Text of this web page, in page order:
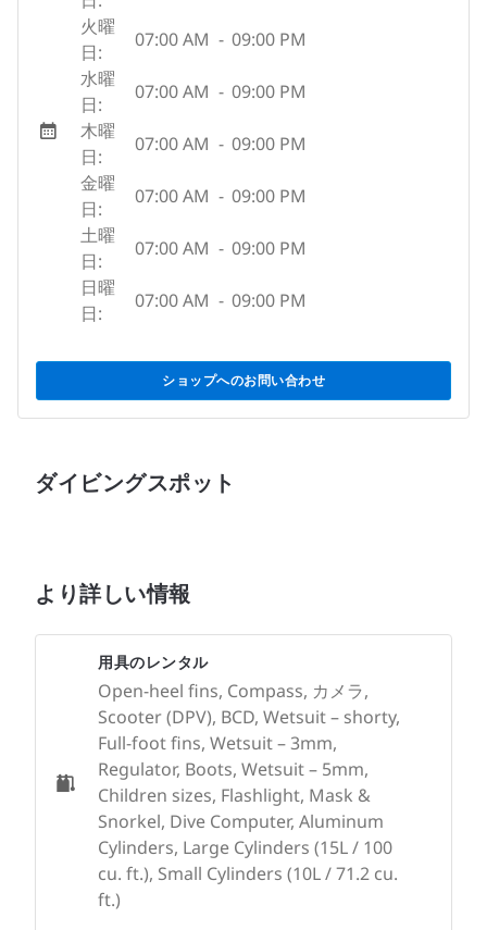
火曜
日:
07:00 AM - 09:00 PM
水曜
日:
07:00 AM - 09:00 PM
木曜
日:
07:00 AM - 09:00 PM
金曜
日:
07:00 AM - 09:00 PM
土曜
日:
07:00 AM - 09:00 PM
日曜
日:
07:00 AM - 09:00 PM
ショップへのお問い合わせ
ダイビングスポット
より詳しい情報
用具のレンタル
Open-heel fins, Compass, カメラ,
Scooter (DPV), BCD, Wetsuit – shorty,
Full-foot fins, Wetsuit – 3mm,
Regulator, Boots, Wetsuit – 5mm,
Children sizes, Flashlight, Mask &
Snorkel, Dive Computer, Aluminum
Cylinders, Large Cylinders (15L / 100
cu. ft.), Small Cylinders (10L / 71.2 cu.
ft.)